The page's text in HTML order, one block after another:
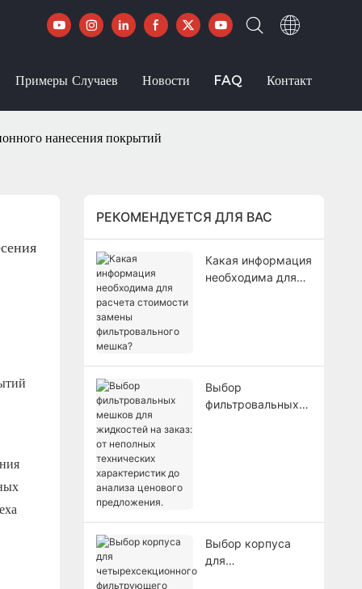
Примеры Случаев Новости FAQ Контакт
нанесения покрытий
РЕКОМЕНДУЕТСЯ ДЛЯ ВАС
Какая информация
необходима для
Выбор
фильтровальных
предложения.
Выбор корпуса
для